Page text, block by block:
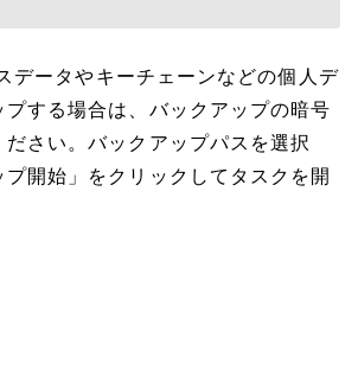
データやキーチェーンなどの個人デ
プする場合は、バックアップの暗号
さい。バックアップパスを選択
プ開始」をクリックしてタスクを開